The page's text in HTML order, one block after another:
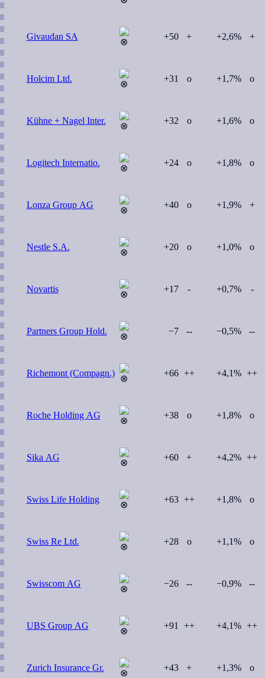
Givaudan SA +50 + +2,6% +
Holcim Ltd. +31 o +1,7% o
Kühne + Nagel Inter. +32 o +1,6% o
Logitech Internatio. +24 o +1,8% o
Lonza Group AG +40 o +1,9% +
Nestle S.A. +20 o +1,0% o
Novartis +17 - +0,7% -
Partners Group Hold. −7 -- −0,5% --
Richemont (Compagn.) +66 ++ +4,1% ++
Roche Holding AG +38 o +1,8% o
Sika AG +60 + +4,2% ++
Swiss Life Holding +63 ++ +1,8% o
Swiss Re Ltd. +28 o +1,1% o
Swisscom AG −26 -- −0,9% --
UBS Group AG +91 ++ +4,1% ++
Zurich Insurance Gr. +43 + +1,3% o